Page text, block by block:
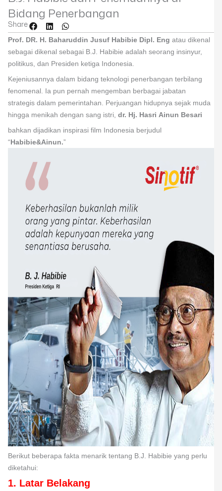
Bidang Penerbangan
Share
Prof. DR. H. Baharuddin Jusuf Habibie Dipl. Eng atau dikenal
sebagai dikenal sebagai B.J. Habibie adalah seorang insinyur,
politikus, dan Presiden ketiga Indonesia.
Kejeniusannya dalam bidang teknologi penerbangan terbilang
fenomenal. Ia pun pernah mengemban berbagai jabatan
strategis dalam pemerintahan. Perjuangan hidupnya sejak muda
hingga menikah dengan sang istri, dr. Hj. Hasri Ainun Besari
bahkan dijadikan inspirasi film Indonesia berjudul
“Habibie&Ainun.”
Berikut beberapa fakta menarik tentang B.J. Habibie yang perlu
diketahui:
1. Latar Belakang